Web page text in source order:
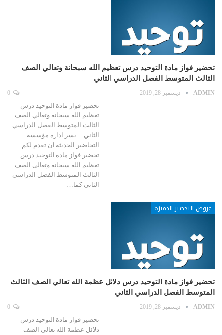
تحضير فواز مادة التوحيد درس تعظيم الله سبحانة وتعالي الصف
الثالث المتوسط الفصل الدراسي الثاني
ADMIN ديسمبر 28, 2019
تحضير فواز مادة التوحيد درس
تعظيم الله سبحانة وتعالي الصف
الثالث المتوسط الفصل الدراسي
الثاني ... يسر ادارة مؤسسة
التحاضير الحديثة ان تقدم لكم
تحضير فواز مادة التوحيد درس
تعظيم الله سبحانة وتعالي الصف
الثالث المتوسط الفصل الدراسي
الثاني كما…
عروض التحضير المميزة
تحضير فواز مادة التوحيد درس دلائل عظمة الله تعالي الصف الثالث
المتوسط الفصل الدراسي الثاني
ADMIN ديسمبر 28, 2019
تحضير فواز مادة التوحيد درس
دلائل عظمة الله تعالي الصف